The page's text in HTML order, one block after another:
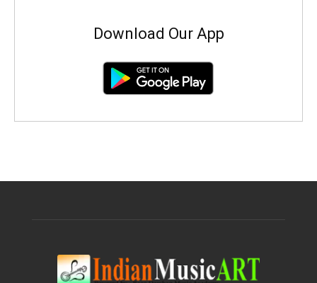
Download Our App